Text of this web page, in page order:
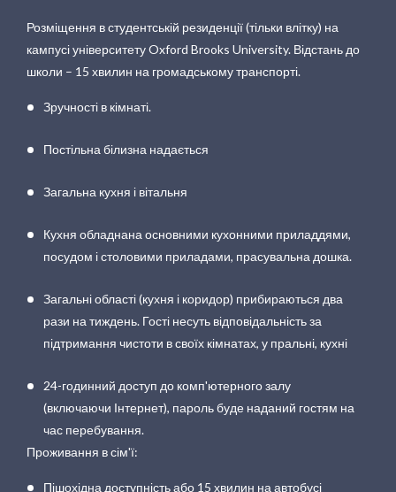
Розміщення в студентській резиденції (тільки влітку) на
кампусі університету Oxford Brooks University. Відстань до
школи – 15 хвилин на громадському транспорті.
Зручності в кімнаті.
Постільна білизна надається
Загальна кухня і вітальня
Кухня обладнана основними кухонними приладдями,
посудом і столовими приладами, прасувальна дошка.
Загальні області (кухня і коридор) прибираються два
рази на тиждень. Гості несуть відповідальність за
підтримання чистоти в своїх кімнатах, у пральні, кухні
24-годинний доступ до комп'ютерного залу
(включаючи Інтернет), пароль буде наданий гостям на
час перебування.
Проживання в сім'ї:
Пішохідна доступність або 15 хвилин на автобусі